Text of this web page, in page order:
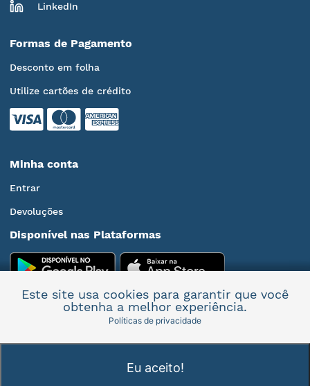
LinkedIn
Formas de Pagamento
Desconto em folha
Utilize cartões de crédito
Minha conta
Entrar
Devoluções
Disponível nas Plataformas
Mais informações
Este site usa cookies para garantir que você
obtenha a melhor experiência.
Políticas de privacidade
Eu aceito!